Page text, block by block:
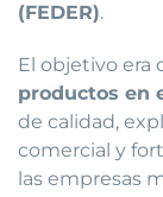
(FEDER).
El objetivo era
productos en
de calidad,
comercial y
las empresas